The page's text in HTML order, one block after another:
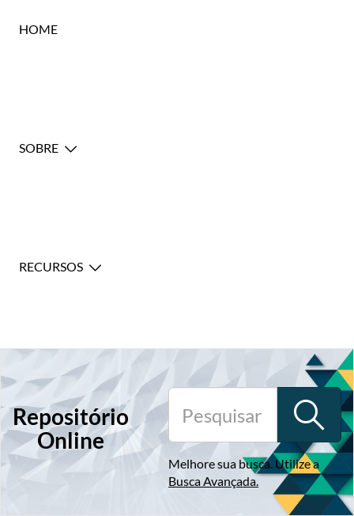
HOME
SOBRE
RECURSOS
Repositório
Online
Melhore sua busca. Utilize a
Busca Avançada.